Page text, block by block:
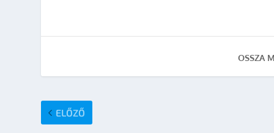
OSSZA
ELŐZŐ